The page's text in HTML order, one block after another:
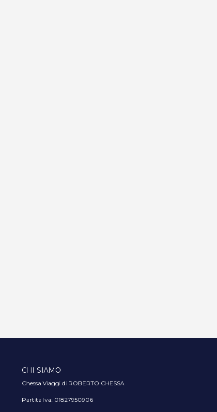
CHI SIAMO
Chessa Viaggi di ROBERTO CHESSA
Partita Iva: 01827950906